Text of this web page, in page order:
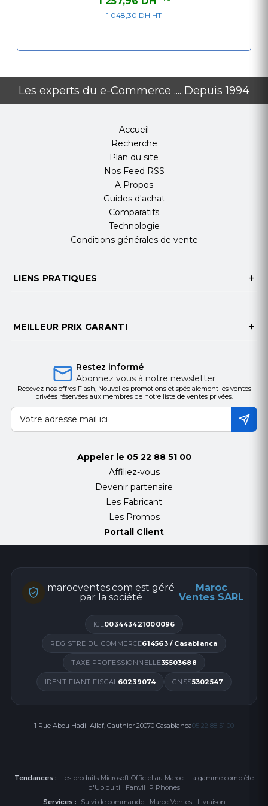
SATA
Connecteurs
Molex
4
24 broches
Sécurité et protection
surtensions
Oui
Protection
(OCP)
contre la
surcharge
(OPP)
Protection
thermique
Oui
Oui
Dimensions et poids
Dimensions
160 × 150 × 86 mm
Poids net 2.5 kg
Puissance de 850 W pour les configurations
exigeantes
Certification 80 PLUS Gold pour une efficacité
énergétique optimale
Connecteur PCIe 5.0 pour les dernières cartes
graphiques
Multiples protections pour la sécurité des
1 048,30 DH HT
Les experts du e-Commerce .... Depuis 1994
Accueil
Recherche
Plan du site
Nos Feed RSS
A Propos
Guides d'achat
Comparatifs
Technologie
Conditions générales de vente
LIENS PRATIQUES
MEILLEUR PRIX GARANTI
Restez informé
Abonnez vous à notre newsletter
Recevez nos offres Flash, Nouvelles promotions et spécialement les ventes
privées réservées aux membres de notre liste de ventes privées.
Appeler le 05 22 88 51 00
Affiliez-vous
Devenir partenaire
Les Fabricant
Les Promos
Portail Client
marocventes.com est géré
par la société
Maroc
Ventes SARL
ICE003443421000096
REGISTRE DU COMMERCE614563 / Casablanca
TAXE PROFESSIONNELLE35503688
IDENTIFIANT FISCAL60239074 CNSS5302547
1 Rue Abou Hadil Allaf, Gauthier 20070 Casablanca05 22 88 51 00
Tendances : Les produits Microsoft Officiel au Maroc · La gamme complète
d'Ubiquiti · Fanvil IP Phones
Services :
Suivi de commande· Maroc Ventes· Livraison